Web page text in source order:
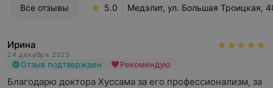
Все отзывы 5.0 Медэлит, ул. Большая Троицкая,
Ирина
24 декабря 2025
Отзыв подтвержден Рекомендую
Благодарю доктора Хуссама за его профессионализм, за